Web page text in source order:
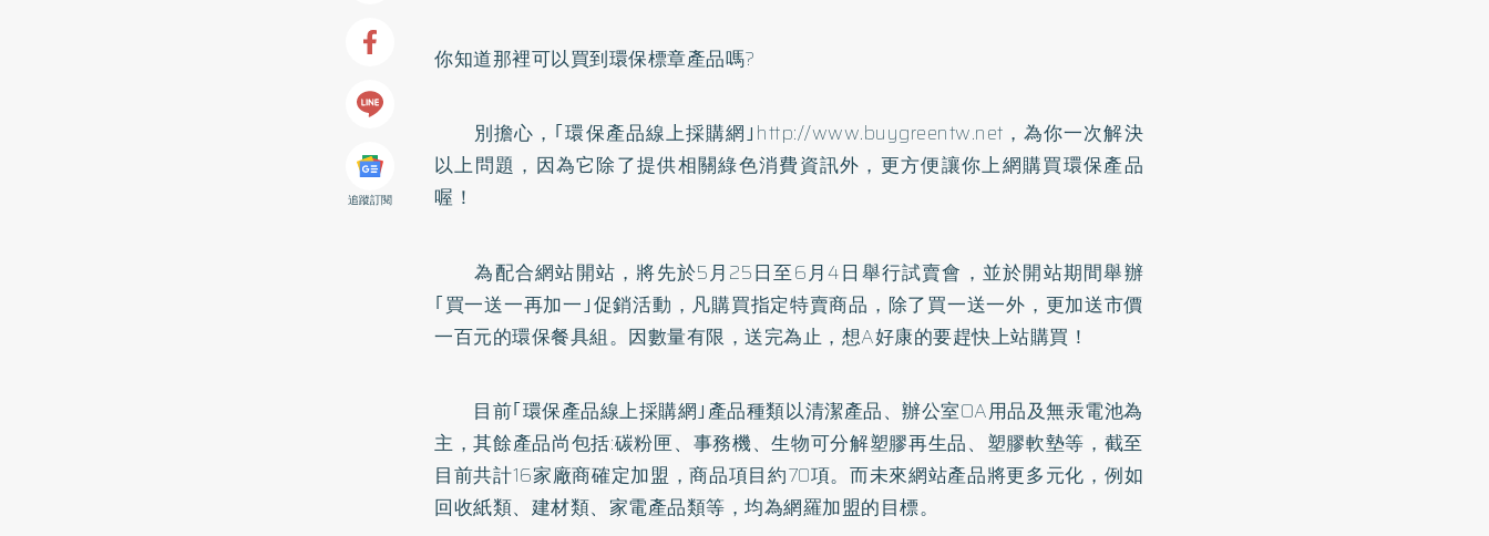
追蹤訂閱
你知道那裡可以買到環保標章產品嗎?
別擔心，｢環保產品線上採購網｣http://www.buygreentw.net ，為你一次解決
以上問題，因為它除了提供相關綠色消費資訊外，更方便讓你上網購買環保產品
喔！
為配合網站開站，將先於5月25日至6月4日舉行試賣會，並於開站期間舉辦
｢買一送一再加一｣促銷活動，凡購買指定特賣商品，除了買一送一外，更加送市價
一百元的環保餐具組。因數量有限，送完為止，想A好康的要趕快上站購買！
目前｢環保產品線上採購網｣產品種類以清潔產品、辦公室OA用品及無汞電池為
主，其餘產品尚包括:碳粉匣、事務機、生物可分解塑膠再生品、塑膠軟墊等，截至
目前共計16家廠商確定加盟，商品項目約70項。而未來網站產品將更多元化，例如
回收紙類、建材類、家電產品類等，均為網羅加盟的目標。